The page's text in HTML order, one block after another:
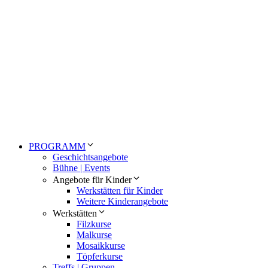
PROGRAMM
Geschichtsangebote
Bühne | Events
Angebote für Kinder
Werkstätten für Kinder
Weitere Kinderangebote
Werkstätten
Filzkurse
Malkurse
Mosaikkurse
Töpferkurse